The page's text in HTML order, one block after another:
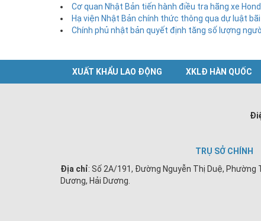
Cơ quan Nhật Bản tiến hành điều tra hãng xe
Hạ viện Nhật Bản chính thức thông qua dự luật
Chính phủ nhật bản quyết định tăng số lượng
XUẤT KHẨU LAO ĐỘNG XKLĐ HÀN QUỐC
TRỤ SỞ CHÍNH
Địa chỉ: Số 2A/191, Đường Nguyễn Thị Duệ, Phường
Dương, Hải Dương.